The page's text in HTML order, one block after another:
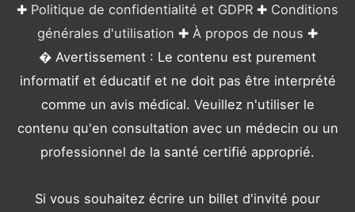
✚ Politique de confidentialité et GDPR ✚ Conditions
générales d'utilisation ✚ À propos de nous ✚
� Avertissement : Le contenu est purement
informatif et éducatif et ne doit pas être interprété
comme un avis médical. Veuillez n'utiliser le
contenu qu'en consultation avec un médecin ou un
professionnel de la santé certifié approprié.
Si vous souhaitez écrire un billet d'invité pour